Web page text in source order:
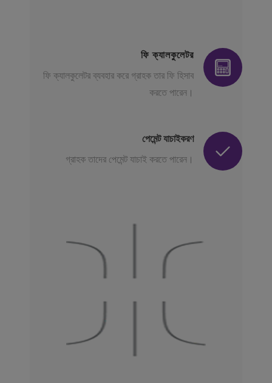
ফি ক্যালকুলেটর
ফি ক্যালকুলেটর ব্যবহার করে গ্রাহক তার ফি হিসাব
করতে পারেন।
পেমেন্ট যাচাইকরণ
গ্রাহক তাদের পেমেন্ট যাচাই করতে পারেন।